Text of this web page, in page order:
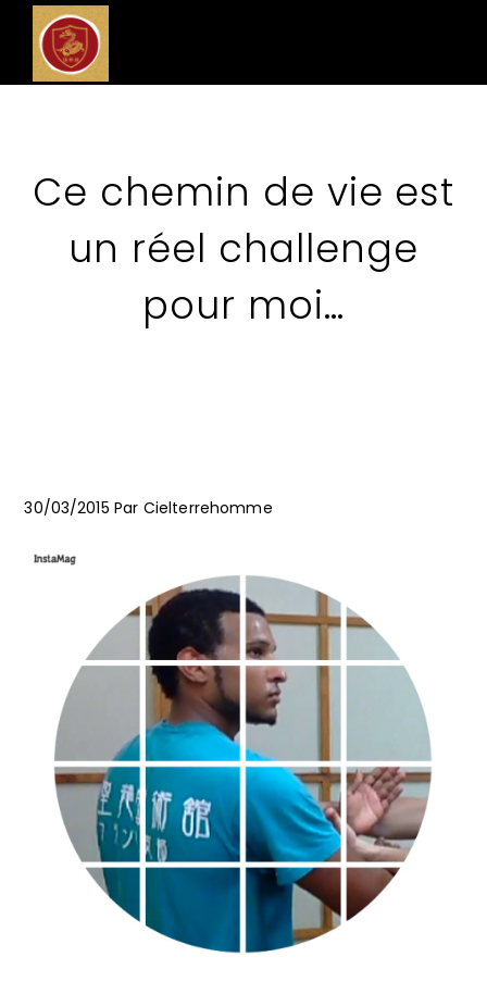
Ce chemin de vie est
un réel challenge
pour moi…
30/03/2015 Par Cielterrehomme